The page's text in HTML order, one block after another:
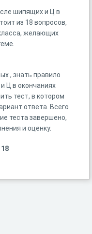
шипящих и Ц в
из 18 вопросов,
желающих
, знать правило
Ц в окончаниях
тест, в котором
ответа. Всего
теста завершено,
и оценку.
18